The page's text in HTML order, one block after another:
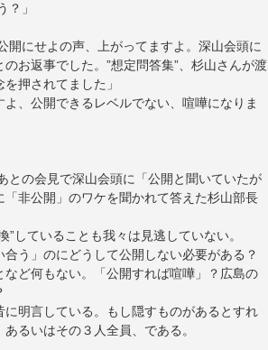
」
にせよの声、上がってますよ。深山会頭に
お返事でした。”想定問答集”、杉山さんが渡
押されてました」
、公開できるレベルでない、喧嘩になりま
との会見で深山会頭に「公開と聞いていたが
非公開」のワケを聞かれて答えた杉山部長
していることも我々は見逃していない。
う」のにどうして公開しない必要がある？
ど何もない。「公開すれば喧嘩」？広島の
明言している。もし隠すものがあるとすれ
るいはその３人全員、である。